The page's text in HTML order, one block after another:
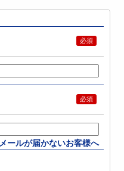
メールが届かないお客様へ